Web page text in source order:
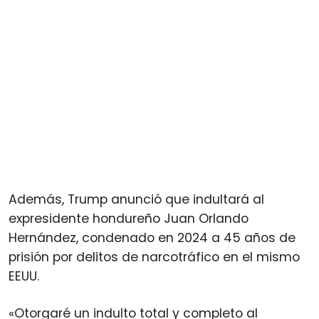
Además, Trump anunció que indultará al
expresidente hondureño Juan Orlando
Hernández, condenado en 2024 a 45 años de
prisión por delitos de narcotráfico en el mismo
EEUU.
«Otorgaré un indulto total y completo al